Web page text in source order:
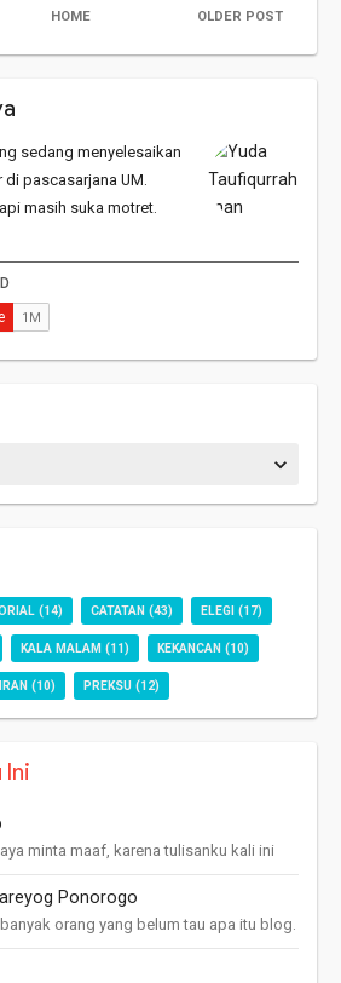
OLDER POST
HOME
sedang menyelesaikan
pascasarjana UM.
masih suka motret.
(14) CATATAN (43) ELEGI (17)
KALA MALAM (11) KEKANCAN (10)
(10) PREKSU (12)
Ini
minta maaf, karena tulisanku kali ini
ini pengalaman saya mengenal dunia
kali kenal internet w...
Ponorogo
orang yang belum tau apa itu blog.
Untung apa dari blog? "nulis di
tapi ora oleh...